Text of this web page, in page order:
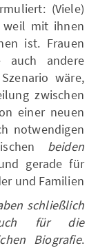
(Viele)
weil mit ihnen
ist. Frauen
andere
wäre,
zwischen
einer neuen
notwendigen
beiden
gerade für
und Familien.
schließlich
für die
Biografie.